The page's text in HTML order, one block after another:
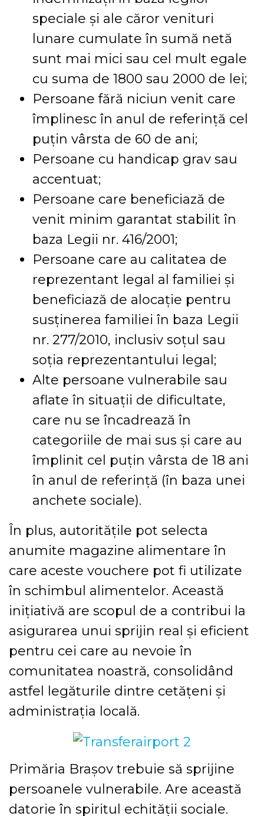
speciale și ale căror venituri
lunare cumulate în sumă netă
sunt mai mici sau cel mult egale
cu suma de 1800 sau 2000 de lei;
Persoane fără niciun venit care
împlinesc în anul de referință cel
puțin vârsta de 60 de ani;
Persoane cu handicap grav sau
accentuat;
Persoane care beneficiază de
venit minim garantat stabilit în
baza Legii nr. 416/2001;
Persoane care au calitatea de
reprezentant legal al familiei și
beneficiază de alocație pentru
susținerea familiei în baza Legii
nr. 277/2010, inclusiv soțul sau
soția reprezentantului legal;
Alte persoane vulnerabile sau
aflate în situații de dificultate,
care nu se încadrează în
categoriile de mai sus și care au
împlinit cel puțin vârsta de 18 ani
în anul de referință (în baza unei
anchete sociale).
În plus, autoritățile pot selecta
anumite magazine alimentare în
care aceste vouchere pot fi utilizate
în schimbul alimentelor. Această
inițiativă are scopul de a contribui la
asigurarea unui sprijin real și eficient
pentru cei care au nevoie în
comunitatea noastră, consolidând
astfel legăturile dintre cetățeni și
administrația locală.
Primăria Brașov trebuie să sprijine
persoanele vulnerabile. Are această
datorie în spiritul echității sociale.